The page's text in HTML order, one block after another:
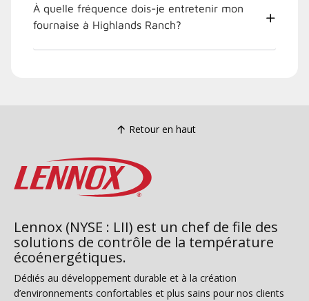
À quelle fréquence dois-je entretenir mon
fournaise à Highlands Ranch?
Retour en haut
Lennox (NYSE : LII) est un chef de file des
solutions de contrôle de la température
écoénergétiques.
Dédiés au développement durable et à la création
d’environnements confortables et plus sains pour nos clients